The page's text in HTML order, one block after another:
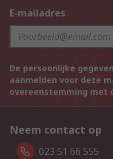
E-mailadres
De persoonlijke
aanmelden voor deze
overeenstemming met
Neem contact op
023 51 66 555